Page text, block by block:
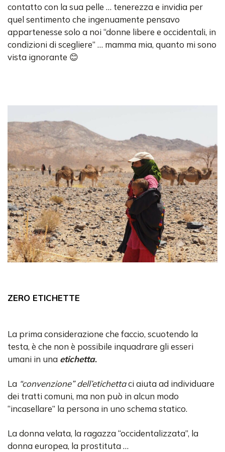
contatto con la sua pelle … tenerezza e invidia per
quel sentimento che ingenuamente pensavo
appartenesse solo a noi “donne libere e occidentali, in
condizioni di scegliere” … mamma mia, quanto mi sono
vista ignorante 😊
ZERO ETICHETTE
La prima considerazione che faccio, scuotendo la
testa, è che non è possibile inquadrare gli esseri
umani in una etichetta.
La “convenzione” dell’etichettaci aiuta ad individuare
dei tratti comuni, ma non può in alcun modo
“incasellare” la persona in uno schema statico.
La donna velata, la ragazza “occidentalizzata”, la
donna europea, la prostituta …